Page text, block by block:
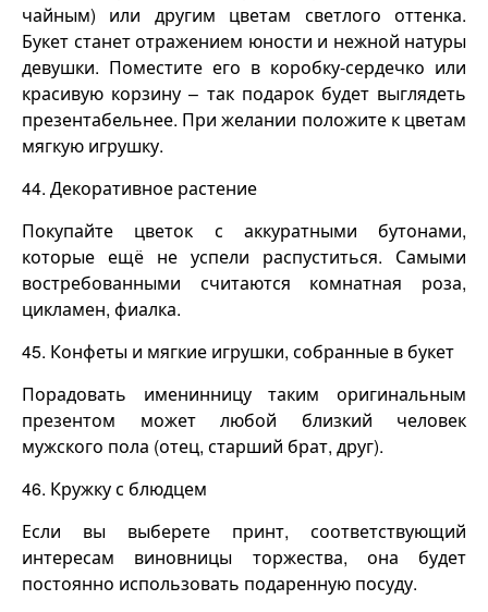
чайным) или другим цветам светлого оттенка.
Букет станет отражением юности и нежной натуры
девушки. Поместите его в коробку-сердечко или
красивую корзину – так подарок будет выглядеть
презентабельнее. При желании положите к цветам
мягкую игрушку.
44. Декоративное растение
Покупайте цветок с аккуратными бутонами,
которые ещё не успели распуститься. Самыми
востребованными считаются комнатная роза,
цикламен, фиалка.
45. Конфеты и мягкие игрушки, собранные в букет
Порадовать именинницу таким оригинальным
презентом может любой близкий человек
мужского пола (отец, старший брат, друг).
46. Кружку с блюдцем
Если вы выберете принт, соответствующий
интересам виновницы торжества, она будет
постоянно использовать подаренную посуду.